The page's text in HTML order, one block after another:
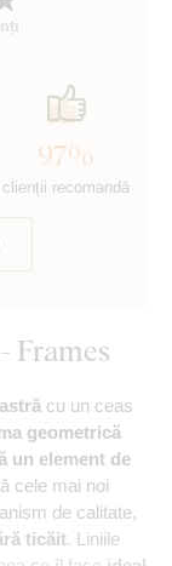
97%
clienții recomandă
Frames
cu un ceas
geometrică
un element de
cele mai noi
de calitate,
ticăit. Liniile